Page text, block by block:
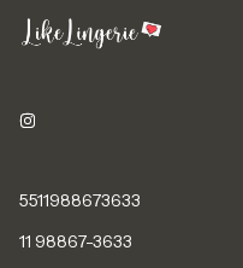
5511988673633
11 98867-3633